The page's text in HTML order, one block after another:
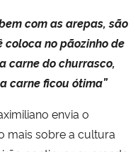
com as arepas, são
coloca no pãozinho de
carne do churrasco,
carne ficou ótima”
envia o
mais sobre a cultura